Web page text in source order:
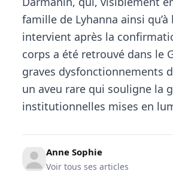
famille de Lyhanna ainsi
intervient après la
corps a été retrouvé dans le
graves dysfonctionnements
un aveu rare qui souligne la
institutionnelles mises en
Anne Sophie
Voir tous ses articles